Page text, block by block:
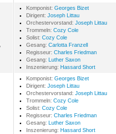
Komponist: Georges Bizet
Dirigent: Joseph Littau
Orchestervorstand: Joseph Littau
Trommeln: Cozy Cole
Solist: Cozy Cole
Gesang: Carlotta Franzell
Regisseur: Charles Friedman
Gesang: Luther Saxon
Inszenierung: Hassard Short
Komponist: Georges Bizet
Dirigent: Joseph Littau
Orchestervorstand: Joseph Littau
Trommeln: Cozy Cole
Solist: Cozy Cole
Regisseur: Charles Friedman
Gesang: Luther Saxon
Inszenierung: Hassard Short